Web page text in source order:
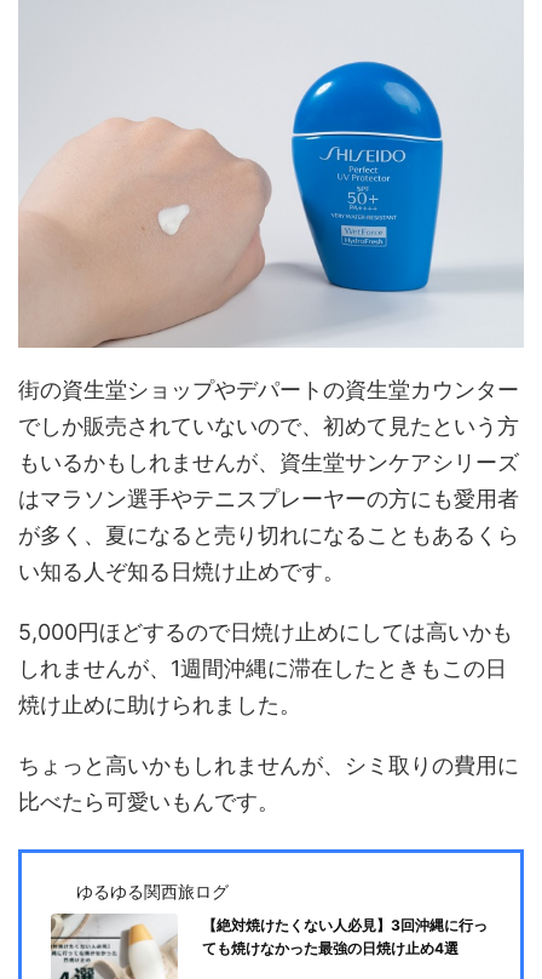
街の資生堂ショップやデパートの資生堂カウンター
でしか販売されていないので、初めて見たという方
もいるかもしれませんが、資生堂サンケアシリーズ
はマラソン選手やテニスプレーヤーの方にも愛用者
が多く、夏になると売り切れになることもあるくら
い知る人ぞ知る日焼け止めです。
5,000円ほどするので日焼け止めにしては高いかも
しれませんが、1週間沖縄に滞在したときもこの日
焼け止めに助けられました。
ちょっと高いかもしれませんが、シミ取りの費用に
比べたら可愛いもんです。
ゆるゆる関西旅ログ
【絶対焼けたくない人必見】3回沖縄に行っ
ても焼けなかった最強の日焼け止め4選